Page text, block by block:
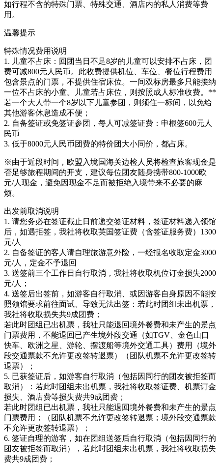
如行程不含的特殊门票、特殊交通、酒店内的私人消费等费
用。
温馨提示
特殊情况费用说明
1. 儿童不占床：回团当日不足8岁的儿童可以安排不占床，团
费可减800元人民币。此收费提供机位、车位、餐位行程费用
包含景点的门票，不提供住宿床位。一间双标房最多只能接纳
一位不占床的小童。儿童若占床位，则按照成人标准收费。**
若一个大人带一个8岁以下儿童参团，则须住一标间，以免给
其他游客休息造成不便；
2. 自备签证或免签证参团，每人可减签证费：申根签600元人
民币
3. 低于8000元人民币团费的特价团大小同价，都占床。
※由于近段时间，欧盟入境国海关边检人员将检查旅客现金是
否足够旅程期间的开支，建议每位团友随身携带800-1000欧
元/人现金，避免因现金不足而被拒绝入境带来不必要的麻
烦。
出发前取消说明
1. 请您务必在签证截止日前递交签证材料，签证材料递入领馆
后，如遇拒签，我社将收取英国签证费（含签证服务费）1300
元/人
2. 自备签证的客人请自理旅游意外险，一经报名收取定金3000
元/人，定金不予退回
3. 送签前三个工作日自行取消，我社将收取机位订金损失2000
元/人；
4. 送签后出签前，如游客自行取消、或因游客自身原因不能按
照领馆要求前往面试、导致无法出签：若此时团组未出机票，
我社将收取损失共9成团费；
若此时团组已出机票，我社只能退回境外餐费和未产生的景点
门票费用，不能退回已产生境外段交通（如TGV、金色山口
快车、欧洲之星、游轮、摆渡船等境外交通工具）费用（境外
段交通票款不允许更改签转退票）（团队机票不允许更改签转
退票）；
5. 已获签证后，如游客自行取消（包括因同行的团友被拒签而
取消）：若此时团组未出机票，我社将收取签证费、机票订金
损失、酒店费等损失费共9成团费；
若此时团组已出机票，我社只能退回境外餐费和未产生的景点
门票费用；（团队机票不允许更改签转退票；境外段交通票款
不允许更改签转退票）；
6. 签证自理的游客，如在团组送签后自行取消（包括因同行的
团友被拒签而取消），若此时团组未出机票，我社将收取损失
费共9成团费；